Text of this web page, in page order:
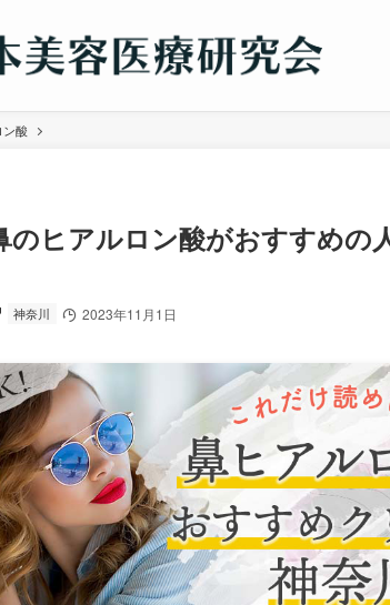
ン酸
のヒアルロン酸がおすすめの
神奈川 2023年11月1日